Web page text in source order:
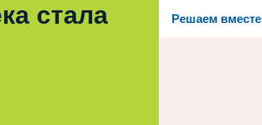
Решаем вместе
стала